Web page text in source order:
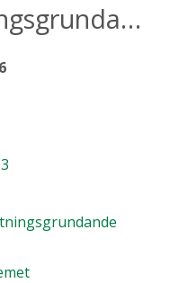
Handbok Ersättningsgrundande skördarmätning